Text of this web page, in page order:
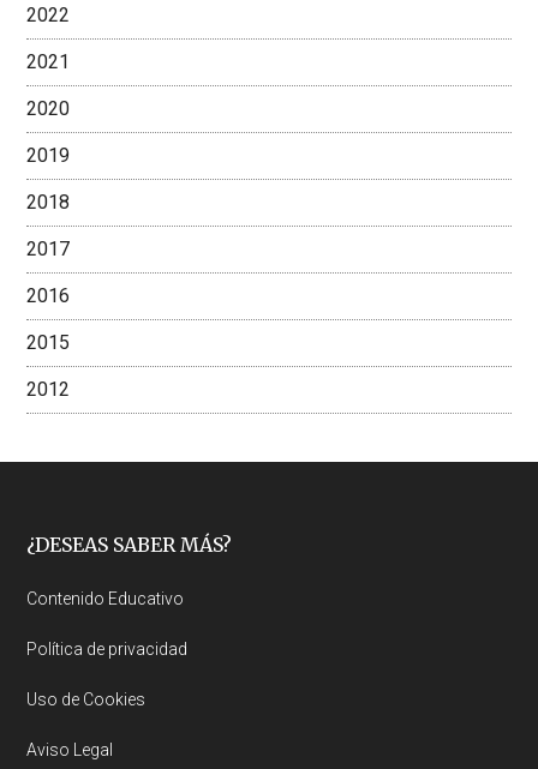
2022
2021
2020
2019
2018
2017
2016
2015
2012
Footer
¿DESEAS SABER MÁS?
Contenido Educativo
Política de privacidad
Uso de Cookies
Aviso Legal